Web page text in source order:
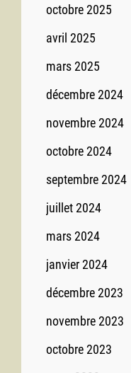
octobre 2025
avril 2025
mars 2025
décembre 2024
novembre 2024
octobre 2024
septembre 2024
juillet 2024
mars 2024
janvier 2024
décembre 2023
novembre 2023
octobre 2023